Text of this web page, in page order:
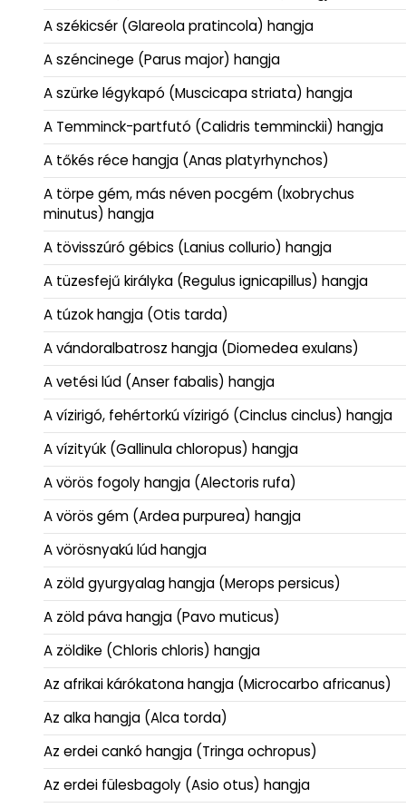
A székicsér (Glareola pratincola) hangja
A széncinege (Parus major) hangja
A szürke légykapó (Muscicapa striata) hangja
A Temminck-partfutó (Calidris temminckii) hangja
A tőkés réce hangja (Anas platyrhynchos)
A törpe gém, más néven pocgém (Ixobrychus
minutus) hangja
A tövisszúró gébics (Lanius collurio) hangja
A tüzesfejű királyka (Regulus ignicapillus) hangja
A túzok hangja (Otis tarda)
A vándoralbatrosz hangja (Diomedea exulans)
A vetési lúd (Anser fabalis) hangja
A vízirigó, fehértorkú vízirigó (Cinclus cinclus) hangja
A vízityúk (Gallinula chloropus) hangja
A vörös fogoly hangja (Alectoris rufa)
A vörös gém (Ardea purpurea) hangja
A vörösnyakú lúd hangja
A zöld gyurgyalag hangja (Merops persicus)
A zöld páva hangja (Pavo muticus)
A zöldike (Chloris chloris) hangja
Az afrikai kárókatona hangja (Microcarbo africanus)
Az alka hangja (Alca torda)
Az erdei cankó hangja (Tringa ochropus)
Az erdei fülesbagoly (Asio otus) hangja